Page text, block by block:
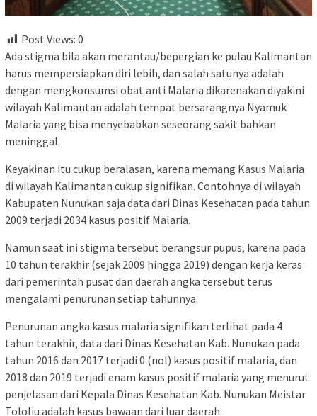
Post Views: 0
Ada stigma bila akan merantau/bepergian ke pulau Kalimantan
harus mempersiapkan diri lebih, dan salah satunya adalah
dengan mengkonsumsi obat anti Malaria dikarenakan diyakini
wilayah Kalimantan adalah tempat bersarangnya Nyamuk
Malaria yang bisa menyebabkan seseorang sakit bahkan
meninggal.
Keyakinan itu cukup beralasan, karena memang Kasus Malaria
di wilayah Kalimantan cukup signifikan. Contohnya di wilayah
Kabupaten Nunukan saja data dari Dinas Kesehatan pada tahun
2009 terjadi 2034 kasus positif Malaria.
Namun saat ini stigma tersebut berangsur pupus, karena pada
10 tahun terakhir (sejak 2009 hingga 2019) dengan kerja keras
dari pemerintah pusat dan daerah angka tersebut terus
mengalami penurunan setiap tahunnya.
Penurunan angka kasus malaria signifikan terlihat pada 4
tahun terakhir, data dari Dinas Kesehatan Kab. Nunukan pada
tahun 2016 dan 2017 terjadi 0 (nol) kasus positif malaria, dan
2018 dan 2019 terjadi enam kasus positif malaria yang menurut
penjelasan dari Kepala Dinas Kesehatan Kab. Nunukan Meistar
Tololiu adalah kasus bawaan dari luar daerah.